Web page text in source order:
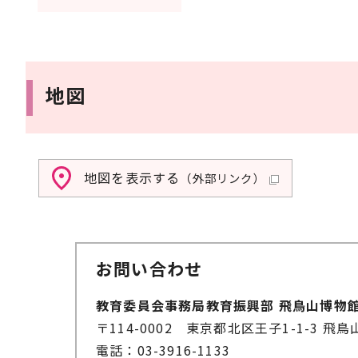
地図
地図を表示する （外部リンク）
お問い合わせ
教育委員会事務局教育振興部 飛鳥山博物
〒114-0002 東京都北区王子1-1-3 飛鳥
電話：03-3916-1133